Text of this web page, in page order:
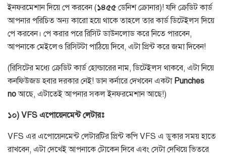
ইনফরমেশান দিয়ে পে করবেন(১৪৫৫ ডেনিশ ক্রোনার)!যদি ক্রেডিট কার্ড
আপনার পরিচিত অন্য কারো হয়ে থাকে তাহলে তার কার্ড ডিটেইলস দিয়ে
পে করবেন। পে করার পরে রিসিট ডাউনলোড করে নিতে পারবেন,
আপনাকে মেইলেও রিসিটটা পাঠিয়ে দিবে, এটা প্রিন্ট করে জমা দিবেন!
(রিসিটের মধ্যে ক্রেডিট কার্ড হোল্ডারের নাম,ডিটেইলস থাকবে, এটা নিয়ে
কনফিউজড হবার দরকার নেই!ডান কর্নারে দেখবেন একটা Punches
no আছে, এটাতেই আপনার সকল ইনফরমেশান আছে!)
১০) VFS এপোয়েনমেন্ট লেটারঃ
VFS এর এপোয়েনমেন্ট লেটারটির প্রিন্ট কপি VFS এ ডুকার সময় হাতে
রাখবেন, এটা দেখেই আপনাকে টোকেন দিবে এবং সেটা দেখিয়ে ভিতরে